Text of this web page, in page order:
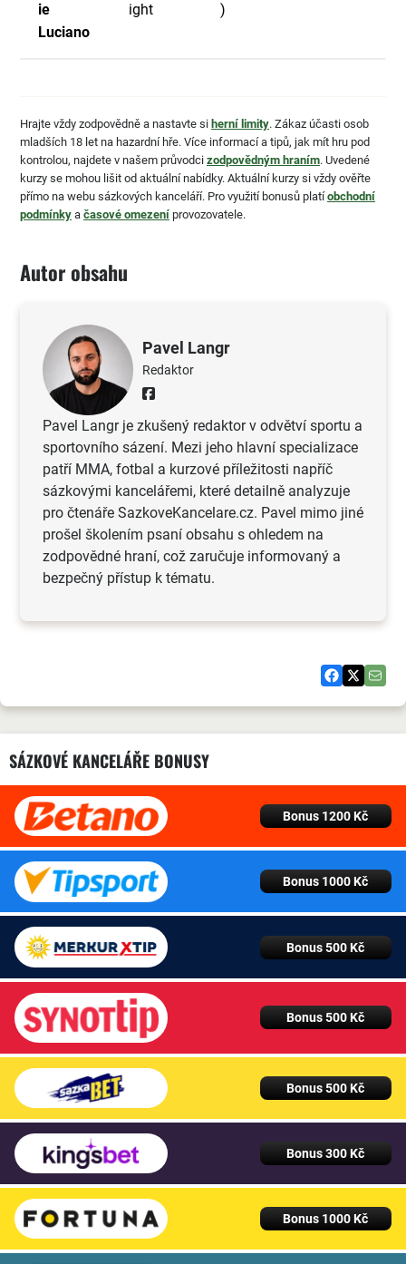
ie
Luciano
ight
)
Hrajte vždy zodpovědně a nastavte si herní limity. Zákaz účasti osob
mladších 18 let na hazardní hře. Více informací a tipů, jak mít hru pod
kontrolou, najdete v našem průvodci zodpovědným hraním. Uvedené
kurzy se mohou lišit od aktuální nabídky. Aktuální kurzy si vždy ověřte
přímo na webu sázkových kanceláří. Pro využití bonusů platíobchodní
podmínky a časové omezení provozovatele.
Autor obsahu
Pavel Langr
Redaktor
Pavel Langr je zkušený redaktor v odvětví sportu a
sportovního sázení. Mezi jeho hlavní specializace
patří MMA, fotbal a kurzové příležitosti napříč
sázkovými kancelářemi, které detailně analyzuje
pro čtenáře SazkoveKancelare.cz. Pavel mimo jiné
prošel školením psaní obsahu s ohledem na
zodpovědné hraní, což zaručuje informovaný a
bezpečný přístup k tématu.
SÁZKOVÉ KANCELÁŘE BONUSY
Bonus 1200 Kč
Bonus 1000 Kč
Bonus 500 Kč
Bonus 500 Kč
Bonus 500 Kč
Bonus 300 Kč
Bonus 1000 Kč